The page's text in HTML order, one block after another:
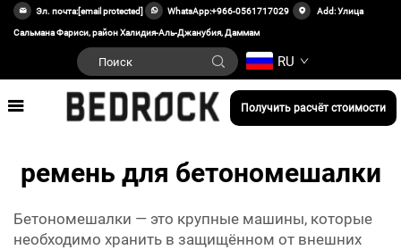
Эл. почта:[email protected] WhatsApp:+966-0561717029 Add: Улица
Сальмана Фариси, район Халидия-Аль-Джанубия, Даммам
RU
Получить расчёт стоимости
ремень для бетономешалки
Бетономешалки — это крупные машины, которые
необходимо хранить в защищённом от внешних